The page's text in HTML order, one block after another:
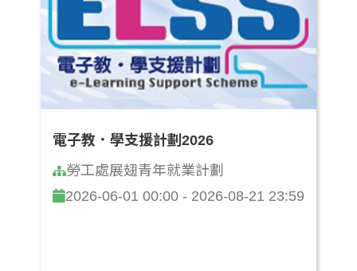
電子教．學支援計劃2026
勞工處展翅青年就業計劃
2026-06-01 00:00 - 2026-08-21 23:59